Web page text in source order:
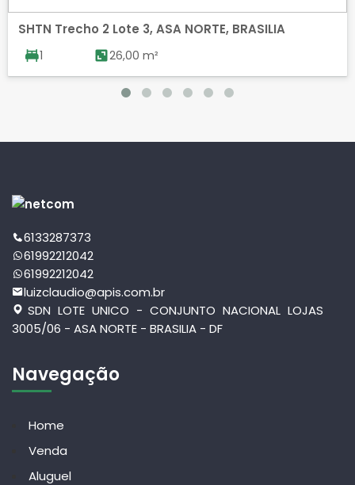
SHTN Trecho 2 Lote 3, ASA NORTE, BRASILIA
1 26,00 m²
6133287373
61992212042
61992212042
luizclaudio@apis.com.br
SDN LOTE UNICO - CONJUNTO NACIONAL LOJAS
3005/06 - ASA NORTE - BRASILIA - DF
Navegação
Home
Venda
Aluguel